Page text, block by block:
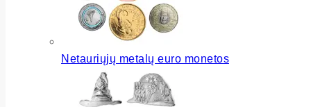
Netauriųjų metalų euro monetos